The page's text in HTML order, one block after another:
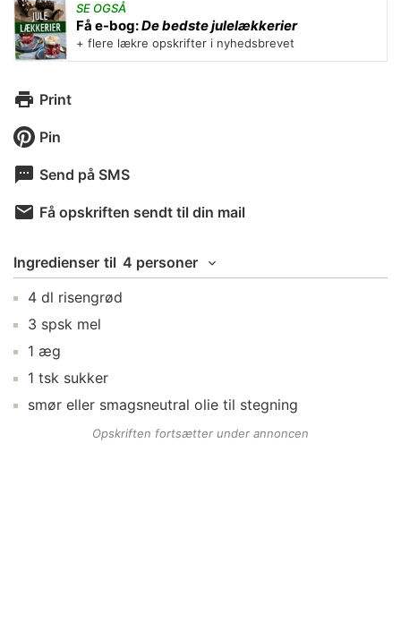
SE OGSÅ
Få e-bog:De bedste julelækkerier
+ flere lækre opskrifter i nyhedsbrevet
Print
Pin
Send på SMS
Få opskriften sendt til din mail
Ingredienser til 4 personer
4 dl risengrød
3 spsk mel
1 æg
1 tsk sukker
smør eller smagsneutral olie til stegning
Opskriften fortsætter under annoncen